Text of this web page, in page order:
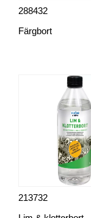
Färgbort
288432
213732